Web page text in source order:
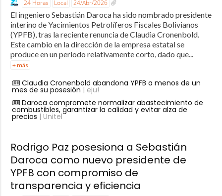
24 Horas Local 24/Abr/2026
El ingeniero Sebastián Daroca ha sido nombrado presidente
interino de Yacimientos Petrolíferos Fiscales Bolivianos
(YPFB), tras la reciente renuncia de Claudia Cronenbold.
Este cambio en la dirección de la empresa estatal se
produce en un periodo relativamente corto, dado que...
+ más
Claudia Cronenbold abandona YPFB a menos de un
mes de su posesión | eju!
Daroca compromete normalizar abastecimiento de
combustibles, garantizar la calidad y evitar alza de
precios | Unitel
Rodrigo Paz posesiona a Sebastián
Daroca como nuevo presidente de
YPFB con compromiso de
transparencia y eficiencia